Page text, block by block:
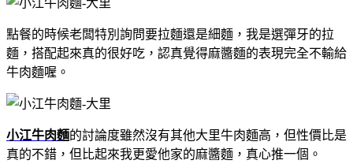
點餐的時候老闆特別詢問要拉麵還是細麵，我是選彈牙的拉
麵，搭配起來真的很好吃，認真覺得麻醬麵的表現完全不輸給
牛肉麵喔。
小江牛肉麵的討論度雖然沒有其他大里牛肉麵高，但性價比是
真的不錯，但比起來我更愛他家的麻醬麵，真心推一個。